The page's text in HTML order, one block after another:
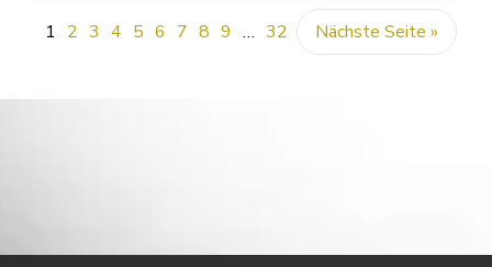
1 2 3 4 5 6 7 8 9 … 32 Nächste Seite »